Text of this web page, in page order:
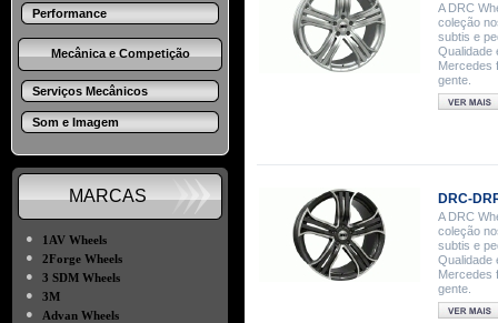
Performance
Mecânica e Competição
Serviços Mecânicos
Som e Imagem
MARCAS
●
1AV Wheels
●
2Forge Wheels
●
3 SDM Wheels
●
3M
●
Advan Wheels
A DRC
coleção
subtis e
Qualidade
Mercedes
gente.
DRC-
A DRC
coleção
subtis e
Qualidade
Mercedes
gente.